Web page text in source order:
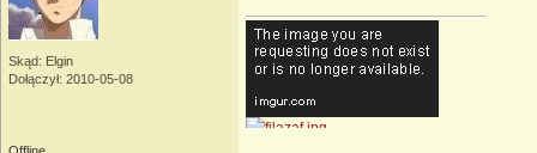
Skąd: Elgin
Dołączył: 2010-05-08
Offline